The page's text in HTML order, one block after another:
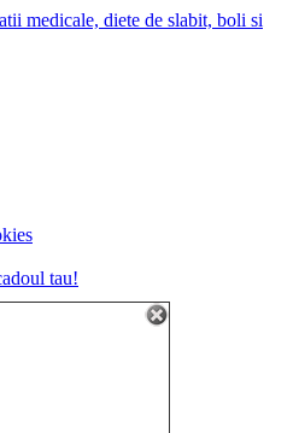
medicale, diete de slabit, boli si
tau!